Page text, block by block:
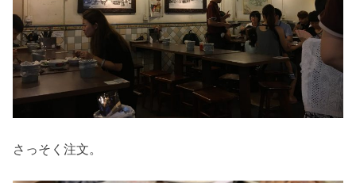
さっそく注文。